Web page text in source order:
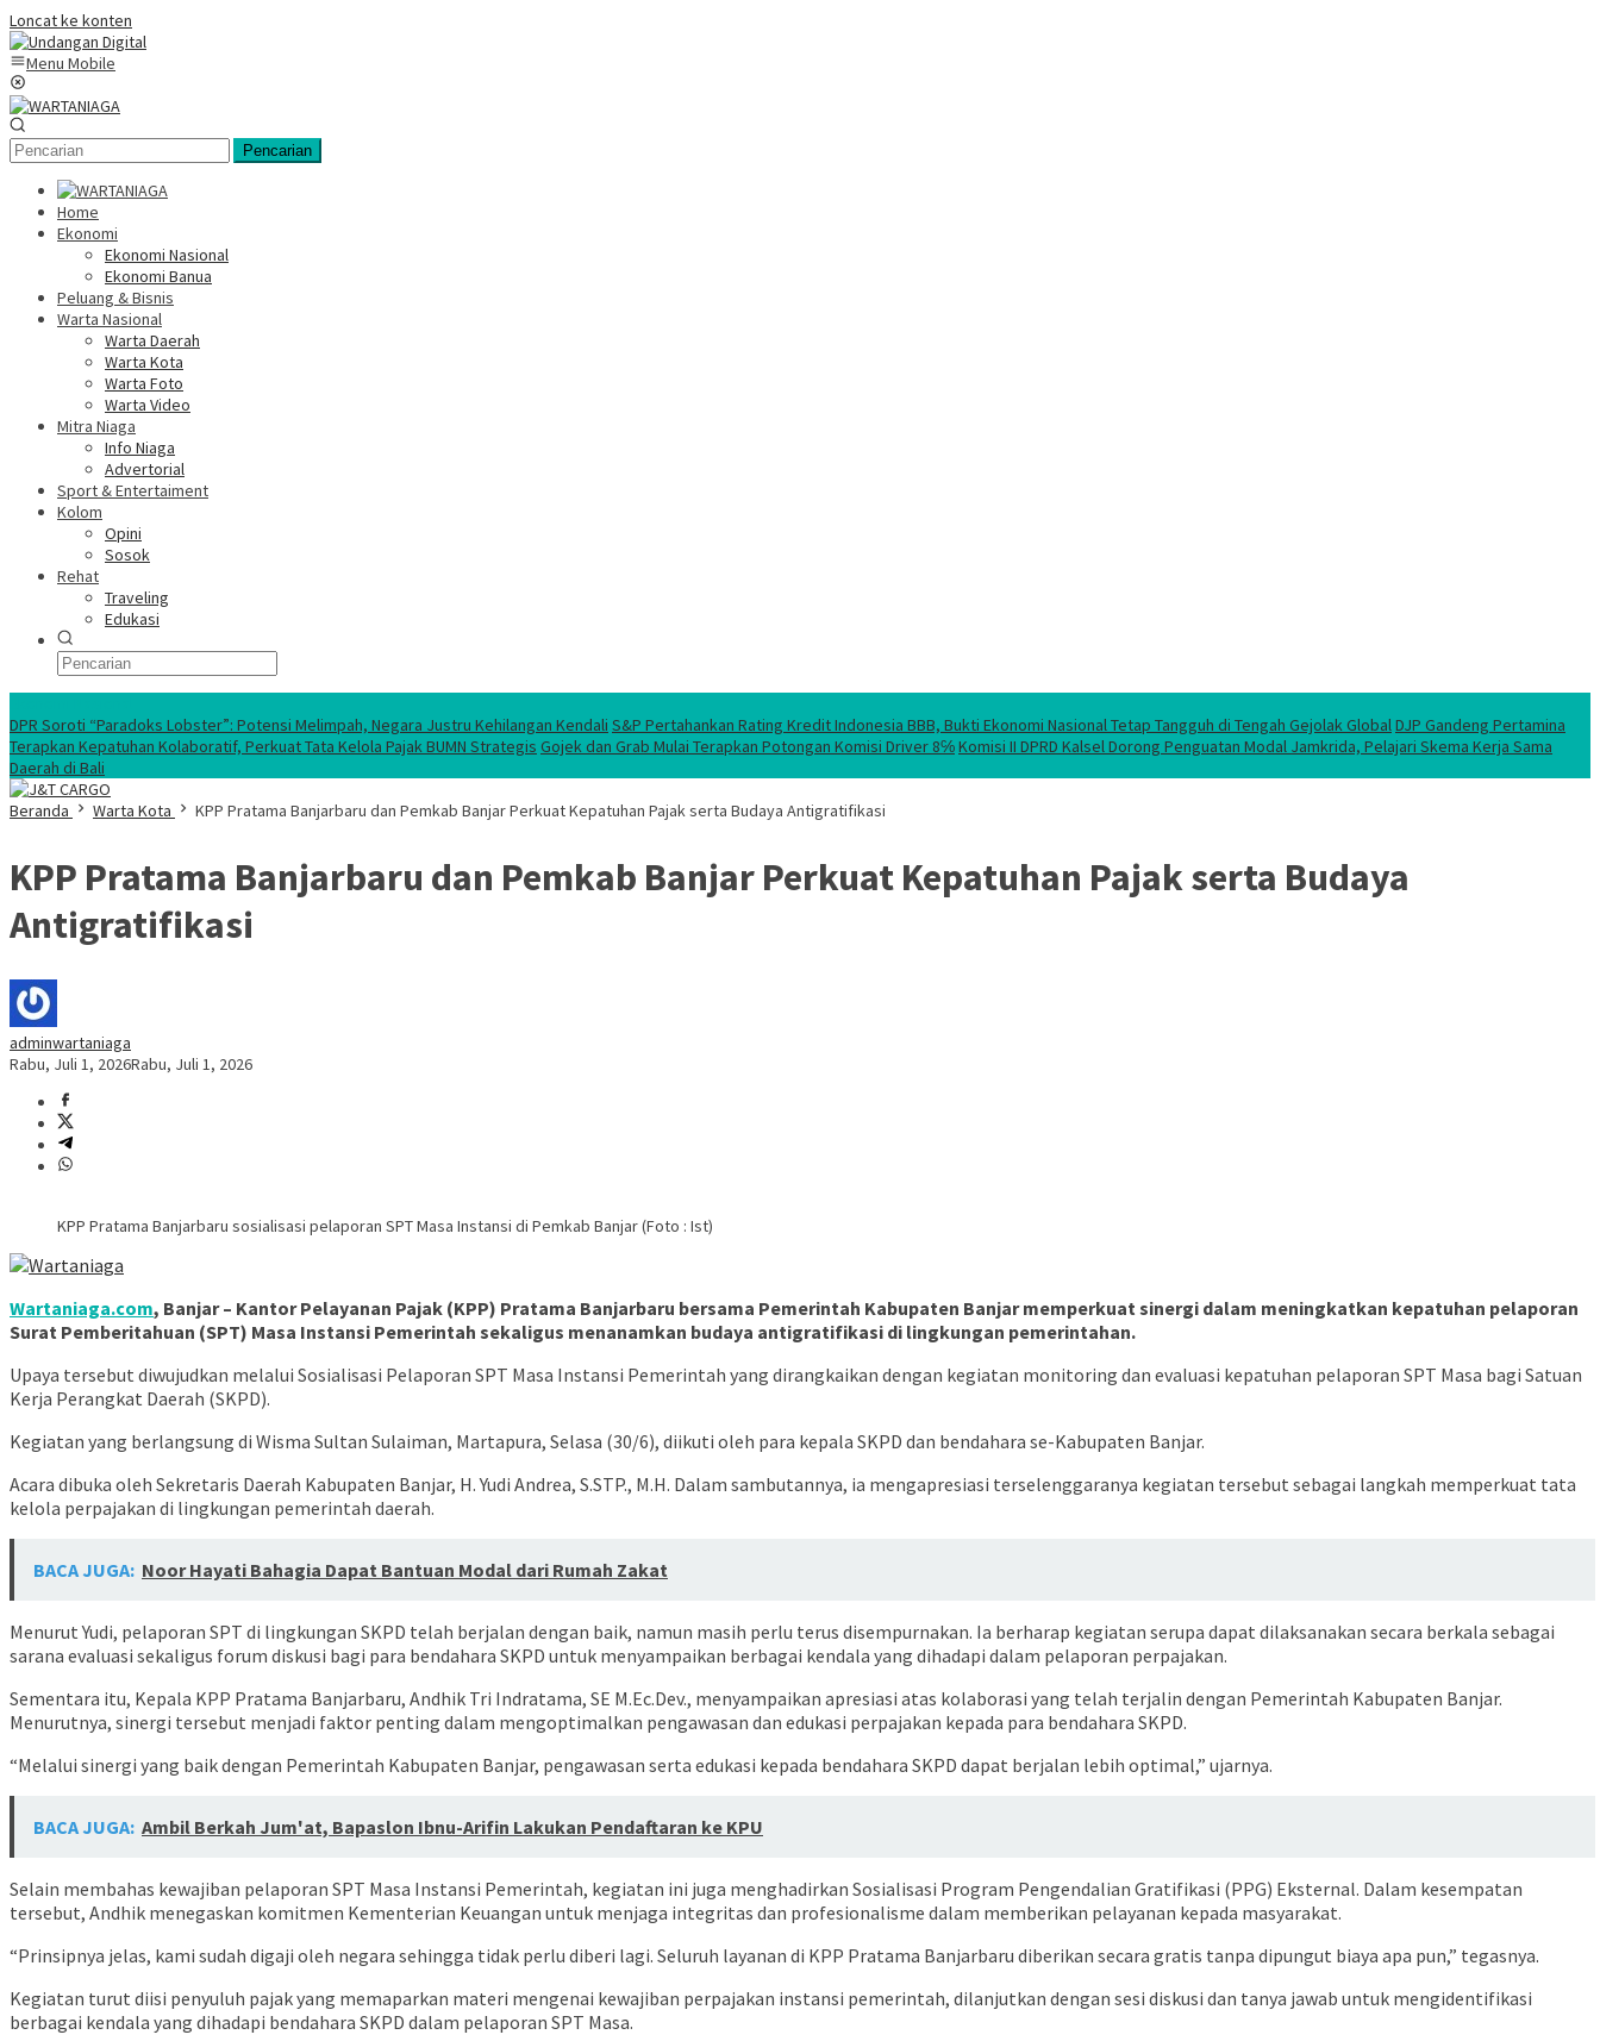
Loncat ke konten
Menu Mobile
Pencarian
Home
Ekonomi
Ekonomi Nasional
Ekonomi Banua
Peluang & Bisnis
Warta Nasional
Warta Daerah
Warta Kota
Warta Foto
Warta Video
Mitra Niaga
Info Niaga
Advertorial
Sport & Entertaiment
Kolom
Opini
Sosok
Rehat
Traveling
Edukasi
DPR Soroti “Paradoks Lobster”: Potensi Melimpah, Negara Justru Kehilangan Kendali S&P Pertahankan Rating Kredit Indonesia BBB, Bukti Ekonomi Nasional Tetap Tangguh di Tengah Gejolak GlobalDJP Gandeng Pertamina
Terapkan Kepatuhan Kolaboratif, Perkuat Tata Kelola Pajak BUMN Strategis Gojek dan Grab Mulai Terapkan Potongan Komisi Driver 8℅Komisi II DPRD Kalsel Dorong Penguatan Modal Jamkrida, Pelajari Skema Kerja Sama
Daerah di Bali
Beranda
Warta Kota KPP Pratama Banjarbaru dan Pemkab Banjar Perkuat Kepatuhan Pajak serta Budaya Antigratifikasi
KPP Pratama Banjarbaru dan Pemkab Banjar Perkuat Kepatuhan Pajak serta Budaya
Antigratifikasi
adminwartaniaga
Rabu, Juli 1, 2026Rabu, Juli 1, 2026
KPP Pratama Banjarbaru sosialisasi pelaporan SPT Masa Instansi di Pemkab Banjar (Foto : Ist)
Wartaniaga.com, Banjar – Kantor Pelayanan Pajak (KPP) Pratama Banjarbaru bersama Pemerintah Kabupaten Banjar memperkuat sinergi dalam meningkatkan kepatuhan pelaporan
Surat Pemberitahuan (SPT) Masa Instansi Pemerintah sekaligus menanamkan budaya antigratifikasi di lingkungan pemerintahan.
Upaya tersebut diwujudkan melalui Sosialisasi Pelaporan SPT Masa Instansi Pemerintah yang dirangkaikan dengan kegiatan monitoring dan evaluasi kepatuhan pelaporan SPT Masa bagi Satuan
Kerja Perangkat Daerah (SKPD).
Kegiatan yang berlangsung di Wisma Sultan Sulaiman, Martapura, Selasa (30/6), diikuti oleh para kepala SKPD dan bendahara se-Kabupaten Banjar.
Acara dibuka oleh Sekretaris Daerah Kabupaten Banjar, H. Yudi Andrea, S.STP., M.H. Dalam sambutannya, ia mengapresiasi terselenggaranya kegiatan tersebut sebagai langkah memperkuat tata
kelola perpajakan di lingkungan pemerintah daerah.
BACA JUGA: Noor Hayati Bahagia Dapat Bantuan Modal dari Rumah Zakat
Menurut Yudi, pelaporan SPT di lingkungan SKPD telah berjalan dengan baik, namun masih perlu terus disempurnakan. Ia berharap kegiatan serupa dapat dilaksanakan secara berkala sebagai
sarana evaluasi sekaligus forum diskusi bagi para bendahara SKPD untuk menyampaikan berbagai kendala yang dihadapi dalam pelaporan perpajakan.
Sementara itu, Kepala KPP Pratama Banjarbaru, Andhik Tri Indratama, SE M.Ec.Dev., menyampaikan apresiasi atas kolaborasi yang telah terjalin dengan Pemerintah Kabupaten Banjar.
Menurutnya, sinergi tersebut menjadi faktor penting dalam mengoptimalkan pengawasan dan edukasi perpajakan kepada para bendahara SKPD.
“Melalui sinergi yang baik dengan Pemerintah Kabupaten Banjar, pengawasan serta edukasi kepada bendahara SKPD dapat berjalan lebih optimal,” ujarnya.
BACA JUGA: Ambil Berkah Jum'at, Bapaslon Ibnu-Arifin Lakukan Pendaftaran ke KPU
Selain membahas kewajiban pelaporan SPT Masa Instansi Pemerintah, kegiatan ini juga menghadirkan Sosialisasi Program Pengendalian Gratifikasi (PPG) Eksternal. Dalam kesempatan
tersebut, Andhik menegaskan komitmen Kementerian Keuangan untuk menjaga integritas dan profesionalisme dalam memberikan pelayanan kepada masyarakat.
“Prinsipnya jelas, kami sudah digaji oleh negara sehingga tidak perlu diberi lagi. Seluruh layanan di KPP Pratama Banjarbaru diberikan secara gratis tanpa dipungut biaya apa pun,” tegasnya.
Kegiatan turut diisi penyuluh pajak yang memaparkan materi mengenai kewajiban perpajakan instansi pemerintah, dilanjutkan dengan sesi diskusi dan tanya jawab untuk mengidentifikasi
berbagai kendala yang dihadapi bendahara SKPD dalam pelaporan SPT Masa.